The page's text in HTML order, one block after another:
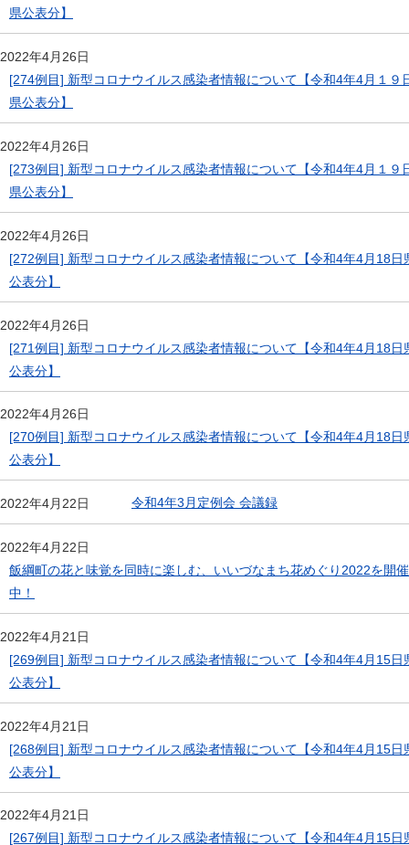
県公表分】
2022年4月26日
[274例目] 新型コロナウイルス感染者情報について【令和4年4月１９
県公表分】
2022年4月26日
[273例目] 新型コロナウイルス感染者情報について【令和4年4月１９
県公表分】
2022年4月26日
[272例目] 新型コロナウイルス感染者情報について【令和4年4月18日
公表分】
2022年4月26日
[271例目] 新型コロナウイルス感染者情報について【令和4年4月18日
公表分】
2022年4月26日
[270例目] 新型コロナウイルス感染者情報について【令和4年4月18日
公表分】
2022年4月22日 令和4年3月定例会 会議録
2022年4月22日
飯綱町の花と味覚を同時に楽しむ、いいづなまち花めぐり2022を開催
中！
2022年4月21日
[269例目] 新型コロナウイルス感染者情報について【令和4年4月15日
公表分】
2022年4月21日
[268例目] 新型コロナウイルス感染者情報について【令和4年4月15日
公表分】
2022年4月21日
[267例目] 新型コロナウイルス感染者情報について【令和4年4月15日